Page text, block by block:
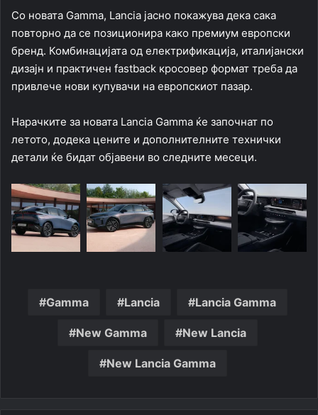
Со новата Gamma, Lancia јасно покажува дека сака
повторно да се позиционира како премиум европски
бренд. Комбинацијата од електрификација, италијански
дизајн и практичен fastback кросовер формат треба да
привлече нови купувачи на европскиот пазар.
Нарачките за новата Lancia Gamma ќе започнат по
летото, додека цените и дополнителните технички
детали ќе бидат објавени во следните месеци.
Gamma Lancia Lancia Gamma
New Gamma New Lancia
New Lancia Gamma